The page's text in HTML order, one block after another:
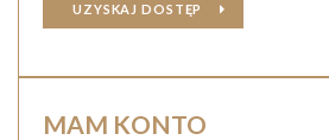
UZYSKAJ DOSTĘP
MAM KONTO